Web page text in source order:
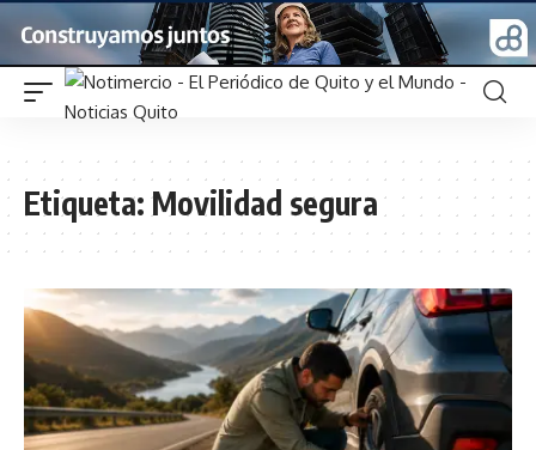
Etiqueta:Movilidad segura